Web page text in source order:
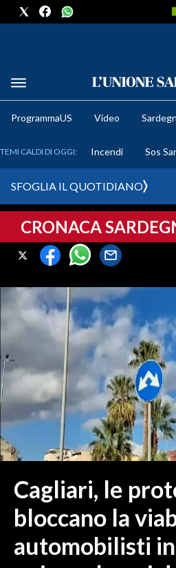
METEO
CRONACA SARDEGNA
CAGLIARI
SULCIS IGLESIENTE
MEDIO CAMPIDANO
ORISTANO E PROVINCIA
SASSARI E PROVINCIA
GALLURA
NUORO E PROVINCIA
OGLIASTRA
ITALIA
MONDO
POLITICA
ProgrammaUS Video
TEMI CALDI DI OGGI: Incendi Sos
SFOGLIA IL QUOTIDIANO
CRONACA
Cagliari, le
bloccano la
automobilisti in